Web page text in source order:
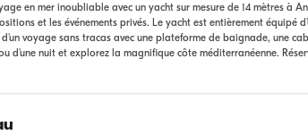
en mer inoubliable avec un yacht sur mesure de 14 mètres à
et les événements privés. Le yacht est entièrement équipé
voyage sans tracas avec une plateforme de baignade, une
d'une nuit et explorez la magnifique côte méditerranéenne.